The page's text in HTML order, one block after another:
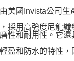
由美國Invista公司生
，採用高強度尼龍
磨性和耐用性。它還
輕盈和防水的特性，